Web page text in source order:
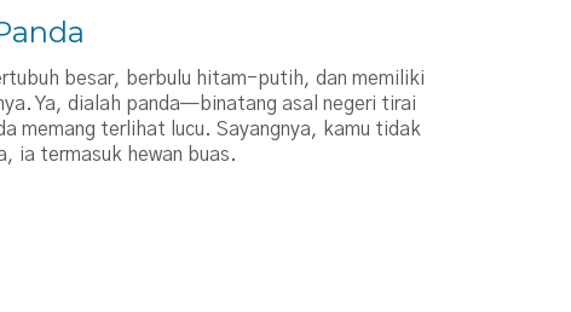
besar, berbulu hitam-putih, dan memiliki
Ya, dialah panda—binatang asal negeri tirai
memang terlihat lucu. Sayangnya, kamu tidak
ia termasuk hewan buas.